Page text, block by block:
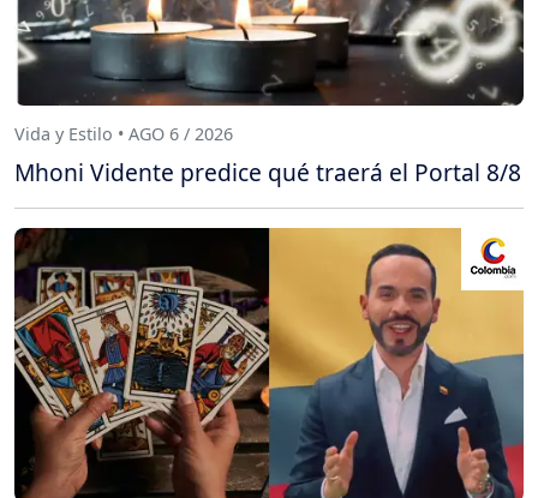
Vida y Estilo • AGO 6 / 2026
Mhoni Vidente predice qué traerá el Portal 8/8